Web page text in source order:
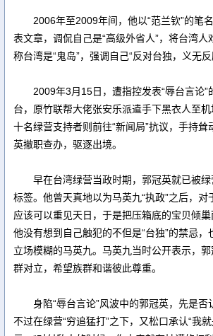
2006年至2009年间，他以“范兰钦”的笔
表文章，调侃自己是“高级外省人”，将台湾人
称台湾是“鬼岛”，强调自己“反对台独，义无反
2009年3月15日，遭指控发表“辱台言论”
台，原竹联帮大佬张安乐派遣手下黑衣人至
十名绿营支持者则前往“新闻局”抗议，手持
英撤职查办，驱逐出境。
早在台湾绿营当政时期，郭冠英就已被绿
标签。他曾天真地以为马英九“执政”之后，对
应该可以重见天日，于是把压箱底的宝贝倾
他没有想到自己触犯的不但是“台独”的禁忌
立场模糊的马英九。马英九当时公开表示，
群对立，希望族群和谐彼此尊重。
身陷“辱台言论”风波中的郭冠英，先是否认
不过在绿营“穷追猛打”之下，又松口承认“我